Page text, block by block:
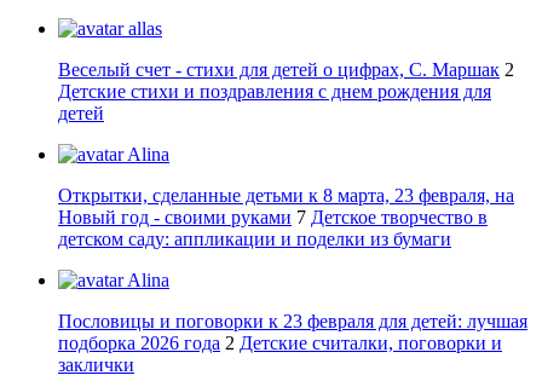
allas
Веселый счет - стихи для детей о цифрах, С. Маршак 2
Детские стихи и поздравления с днем рождения для
детей
Alina
Открытки, сделанные детьми к 8 марта, 23 февраля, на
Новый год - своими руками 7 Детское творчество в
детском саду: аппликации и поделки из бумаги
Alina
Пословицы и поговорки к 23 февраля для детей: лучшая
подборка 2026 года 2 Детские считалки, поговорки и
заклички